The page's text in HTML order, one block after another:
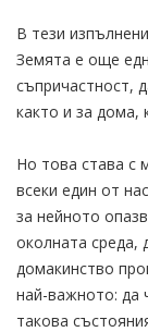
В тези
Земята е още
съпричастност,
както и за дома,
Но това става с
всеки един от
за нейното
околната среда,
домакинство
най-важното: да
такова